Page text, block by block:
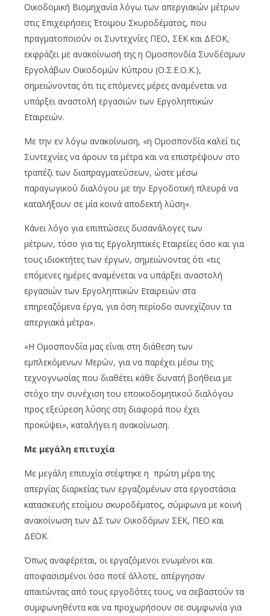
Οικοδομική Βιομηχανία λόγω των απεργιακών μέτρων
στις Επιχειρήσεις Έτοιμου Σκυροδέματος, που
πραγματοποιούν οι Συντεχνίες ΠΕΟ, ΣΕΚ και ΔΕΟΚ,
εκφράζει με ανακοίνωσή της η Ομοσπονδία Συνδέσμων
Εργολάβων Οικοδομών Κύπρου (Ο.Σ.Ε.Ο.Κ.),
σημειώνοντας ότι τις επόμενες μέρες αναμένεται να
υπάρξει αναστολή εργασιών των Εργοληπτικών
Εταιρειών.
Με την εν λόγω ανακοίνωση, «η Ομοσπονδία καλεί τις
Συντεχνίες να άρουν τα μέτρα και να επιστρέψουν στο
τραπέζι των διαπραγματεύσεων, ώστε μέσω
παραγωγικού διαλόγου με την Εργοδοτική πλευρά να
καταλήξουν σε μία κοινά αποδεκτή λύση».
Κάνει λόγο για επιπτώσεις δυσανάλογες των
μέτρων, τόσο για τις Εργοληπτικές Εταιρείες όσο και για
τους ιδιοκτήτες των έργων, σημειώνοντας ότι «τις
επόμενες ημέρες αναμένεται να υπάρξει αναστολή
εργασιών των Εργοληπτικών Εταιρειών στα
επηρεαζόμενα έργα, για όση περίοδο συνεχίζουν τα
απεργιακά μέτρα».
«Η Ομοσπονδία μας είναι στη διάθεση των
εμπλεκόμενων Μερών, για να παρέχει μέσω της
τεχνογνωσίας που διαθέτει κάθε δυνατή βοήθεια με
στόχο την συνέχιση του εποικοδομητικού διαλόγου
προς εξεύρεση λύσης στη διαφορά που έχει
προκύψει», καταλήγει η ανακοίνωση.
Με μεγάλη επιτυχία
Με μεγάλη επιτυχία στέφτηκε η πρώτη μέρα της
απεργίας διαρκείας των εργαζομένων στα εργοστάσια
κατασκευής ετοίμου σκυροδέματος, σύμφωνα με κοινή
ανακοίνωση των ΔΣ των Οικοδόμων ΣΕΚ, ΠΕΟ και
ΔΕΟΚ.
Όπως αναφέρεται, οι εργαζόμενοι ενωμένοι και
αποφασισμένοι όσο ποτέ άλλοτε, απέργησαν
απαιτώντας από τους εργοδότες τους, να σεβαστούν τα
συμφωνηθέντα και να προχωρήσουν σε συμφωνία για